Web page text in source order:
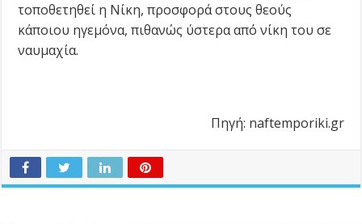
τοποθετηθεί η Νίκη, προσφορά στους θεούς
κάποιου ηγεμόνα, πιθανώς ύστερα από νίκη του σε
ναυμαχία.
Πηγή: naftemporiki.gr